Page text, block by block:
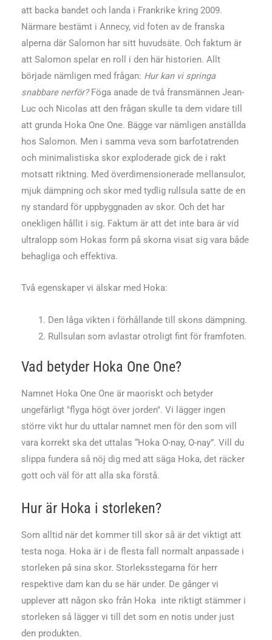
att backa bandet och landa i Frankrike kring 2009.
Närmare bestämt i Annecy, vid foten av de franska
alperna där Salomon har sitt huvudsäte. Och faktum är
att Salomon spelar en roll i den här historien. Allt
började nämligen med frågan: Hur kan vi springa
snabbare nerför?Föga anade de två fransmännen Jean-
Luc och Nicolas att den frågan skulle ta dem vidare till
att grunda Hoka One One. Bägge var nämligen anställda
hos Salomon. Men i samma veva som barfotatrenden
och minimalistiska skor exploderade gick de i rakt
motsatt riktning. Med överdimensionerade mellansulor,
mjuk dämpning och skor med tydlig rullsula satte de en
ny standard för uppbyggnaden av skor. Och det har
onekligen hållit i sig. Faktum är att det inte bara är vid
ultralopp som Hokas form på skorna visat sig vara både
behagliga och effektiva.
Två egenskaper vi älskar med Hoka:
Den låga vikten i förhållande till skons dämpning.
Rullsulan som avlastar otroligt fint för framfoten.
Vad betyder Hoka One One?
Namnet Hoka One One är maoriskt och betyder
ungefärligt "flyga högt över jorden". Vi lägger ingen
större vikt hur du uttalar namnet men för den som vill
vara korrekt ska det uttalas “Hoka O-nay, O-nay”. Vill du
slippa fundera så nöj dig med att säga Hoka, det räcker
gott och väl för att alla ska förstå.
Hur är Hoka i storleken?
Som alltid när det kommer till skor så är det viktigt att
testa noga. Hoka är i de flesta fall normalt anpassade i
storleken på sina skor. Storleksstegarna för herr
respektive dam kan du se här under. De gånger vi
upplever att någon sko från Hoka inte riktigt stämmer i
storleken så lägger vi till det som en notis under just
den produkten.